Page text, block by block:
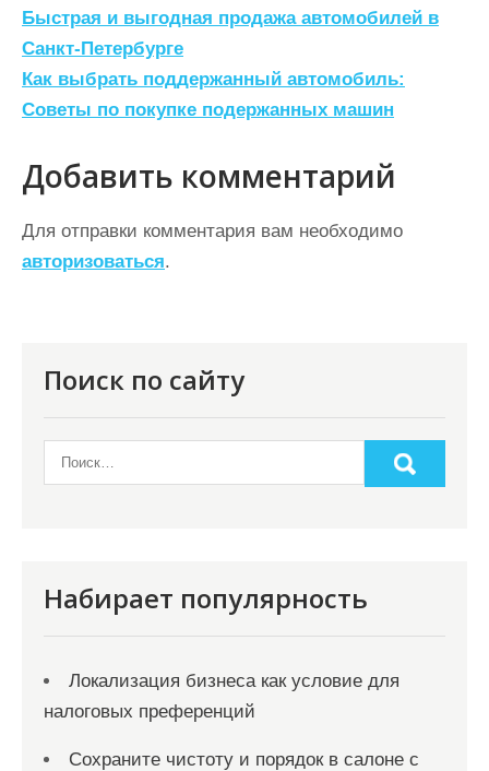
Н
а
в
и
г
а
ц
и
м
Быстрая и выгодная продажа автомобилей в
Санкт-Петербурге
Как выбрать поддержанный автомобиль:
Советы по покупке подержанных машин
Добавить комментарий
Для отправки комментария вам необходимо
авторизоваться.
Поиск по сайту
Набирает популярность
Локализация бизнеса как условие для
налоговых преференций
Сохраните чистоту и порядок в салоне с